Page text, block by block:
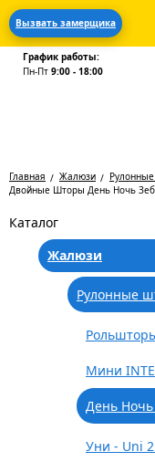
Вызвать замерщика
График работы:
Пн-Пт 9:00 - 18:00
Главная Жалюзи
Двойные Шторы День Ночь
Каталог
Жалюзи
Рулонные
Мини
День Ночь
Уни - Uni 2